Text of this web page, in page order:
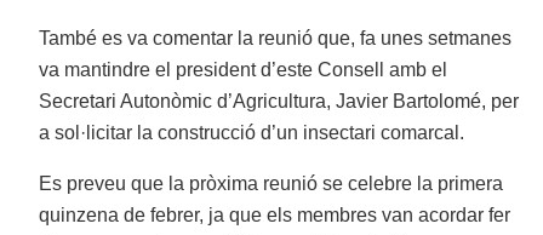
També es va comentar la reunió que, fa unes setmanes
va mantindre el president d’este Consell amb el
Secretari Autonòmic d’Agricultura, Javier Bartolomé, per
a sol·licitar la construcció d’un insectari comarcal.
Es preveu que la pròxima reunió se celebre la primera
quinzena de febrer, ja que els membres van acordar fer